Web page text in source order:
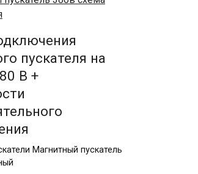
пускателя на
В +
Магнитный пускатель